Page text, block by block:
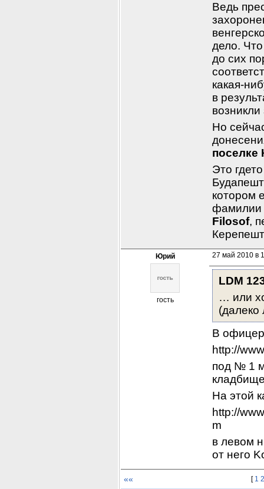
Ведь
дело.
до сих
какая-
в
Но
поселке
Это
котором
Filosof,
Юрий
гость
27 май 2010 в
LDM
… или
(далеко
В
http://
под № 1
На этой
http://
m
в левом
от него
«« [ 1 2